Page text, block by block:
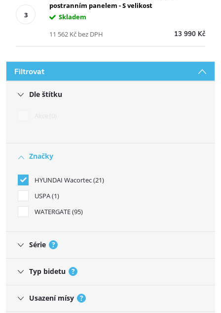
postranním panelem - S velikost
Skladem
13 990 Kč
11 562 Kč bez DPH
Filtrovat
Dle štítku
Značky
HYUNDAI Wacortec 21
USPA 1
WATERGATE 95
Série ?
Typ bidetu ?
Usazení mísy ?